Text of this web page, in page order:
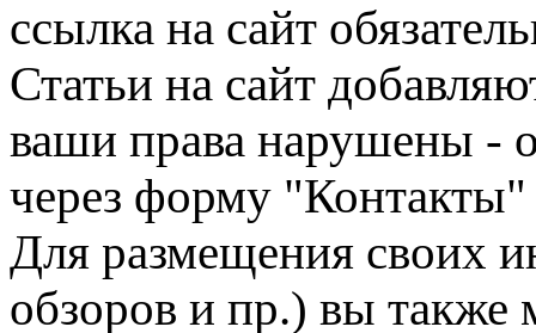
ссылка на сайт
Статьи на сайт
ваши права нарушены -
через форму "Контакты"
Для размещения своих
обзоров и пр.) вы также